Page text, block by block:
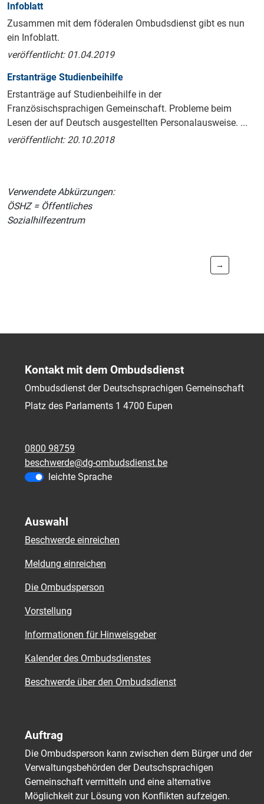
Infoblatt
Zusammen mit dem föderalen Ombudsdienst gibt es nun
ein Infoblatt.
veröffentlicht: 01.04.2019
Erstanträge Studienbeihilfe
Erstanträge auf Studienbeihilfe in der
Französischsprachigen Gemeinschaft. Probleme beim
Lesen der auf Deutsch ausgestellten Personalausweise. ...
veröffentlicht: 20.10.2018
Verwendete Abkürzungen:
ÖSHZ = Öffentliches
Sozialhilfezentrum
→
Kontakt mit dem Ombudsdienst
Ombudsdienst der Deutschsprachigen Gemeinschaft
Platz des Parlaments 1 4700 Eupen
0800 98759
beschwerde@dg-ombudsdienst.be
leichte Sprache
Auswahl
Beschwerde einreichen
Meldung einreichen
Die Ombudsperson
Vorstellung
Informationen für Hinweisgeber
Kalender des Ombudsdienstes
Beschwerde über den Ombudsdienst
Auftrag
Die Ombudsperson kann zwischen dem Bürger und der
Verwaltungsbehörden der Deutschsprachigen
Gemeinschaft vermitteln und eine alternative
Möglichkeit zur Lösung von Konflikten aufzeigen.